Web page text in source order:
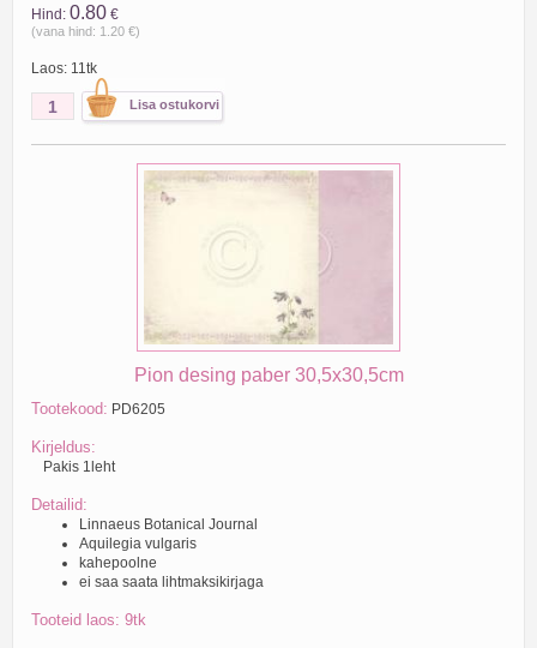
Hind: 0.80 €
(vana hind: 1.20 €)
Laos: 11tk
Pion desing paber 30,5x30,5cm
Tootekood: PD6205
Kirjeldus:
Pakis 1leht
Detailid:
Linnaeus Botanical Journal
Aquilegia vulgaris
kahepoolne
ei saa saata lihtmaksikirjaga
Tooteid laos: 9tk